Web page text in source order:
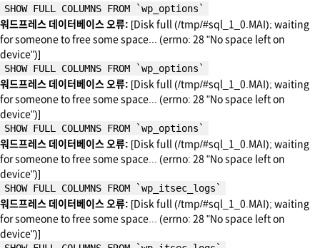
SHOW FULL COLUMNS FROM `wp_options`
워드프레스 데이터베이스 오류: [Disk full (/tmp/#sql_1_0.MAI); waiting
for someone to free some space... (errno: 28 "No space left on
device")]
SHOW FULL COLUMNS FROM `wp_options`
워드프레스 데이터베이스 오류: [Disk full (/tmp/#sql_1_0.MAI); waiting
for someone to free some space... (errno: 28 "No space left on
device")]
SHOW FULL COLUMNS FROM `wp_options`
워드프레스 데이터베이스 오류: [Disk full (/tmp/#sql_1_0.MAI); waiting
for someone to free some space... (errno: 28 "No space left on
device")]
SHOW FULL COLUMNS FROM `wp_itsec_logs`
워드프레스 데이터베이스 오류: [Disk full (/tmp/#sql_1_0.MAI); waiting
for someone to free some space... (errno: 28 "No space left on
device")]